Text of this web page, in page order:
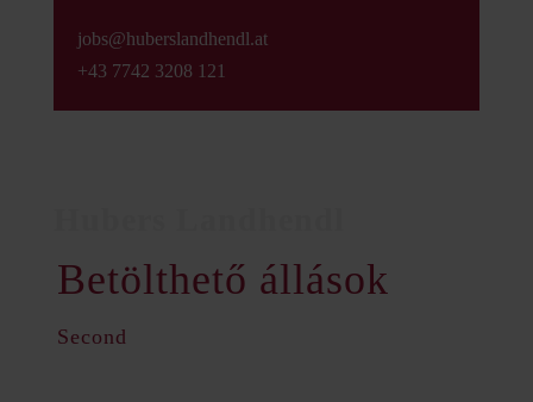
jobs@huberslandhendl.at
+43 7742 3208 121
Betölthető állások
Second